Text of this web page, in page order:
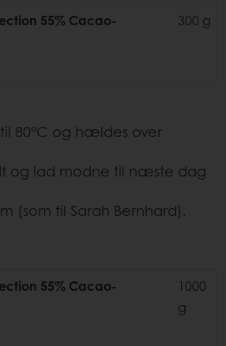
55% Cacao-
300 g
80°C og hældes over
og lad modne til næste dag
(som til Sarah Bernhard).
55% Cacao-
1000
g